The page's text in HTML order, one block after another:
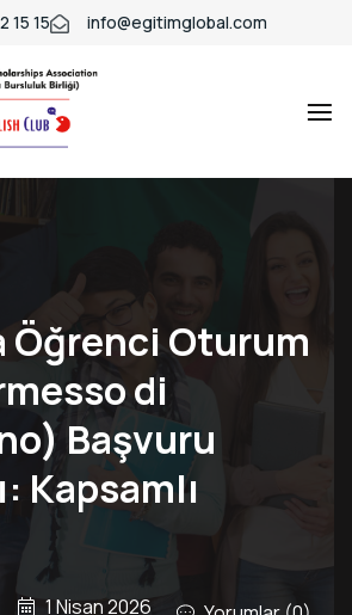
15 15 info@egitimglobal.com
Öğrenci Oturum
di
Başvuru
Kapsamlı
1 Nisan 2026